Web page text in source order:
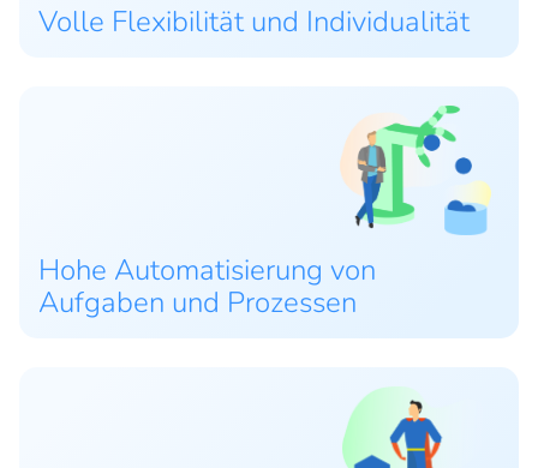
Volle Flexibilität und Individualität
Hohe Automatisierung von
Aufgaben und Prozessen